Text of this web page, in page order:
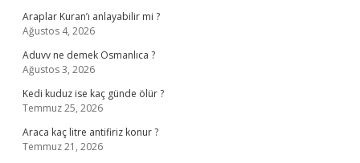
Araplar Kuran’ı anlayabilir mi ?
Ağustos 4, 2026
Aduvv ne demek Osmanlıca ?
Ağustos 3, 2026
Kedi kuduz ise kaç günde ölür ?
Temmuz 25, 2026
Araca kaç litre antifiriz konur ?
Temmuz 21, 2026